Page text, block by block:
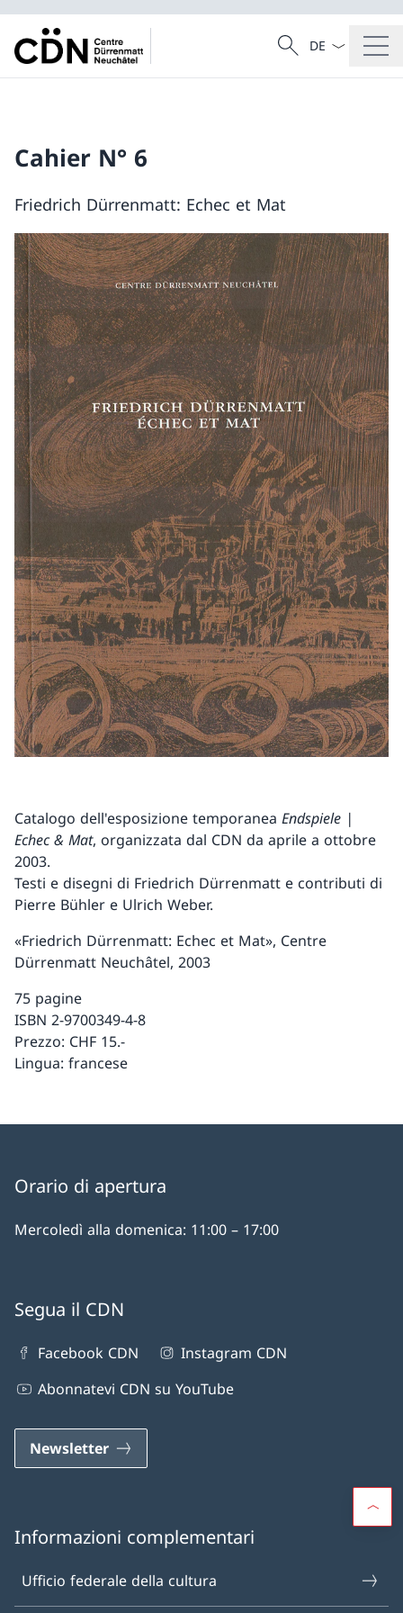
Cercare
Ricerca
Dal menu a
Cahier N° 6
Friedrich Dürrenmatt: Echec et Mat
Catalogo dell'esposizione temporanea Endspiele |
Echec & Mat, organizzata dal CDN da aprile a ottobre
2003.
Testi e disegni di Friedrich Dürrenmatt e contributi di
Pierre Bühler e Ulrich Weber.
«Friedrich Dürrenmatt: Echec et Mat», Centre
Dürrenmatt Neuchâtel, 2003
75 pagine
ISBN 2-9700349-4-8
Prezzo: CHF 15.-
Lingua: francese
Orario di apertura
Mercoledì alla domenica: 11:00 – 17:00
Segua il CDN
Facebook CDN
Instagram CDN
Abonnatevi CDN su YouTube
Newsletter
Informazioni complementari
Ufficio federale della cultura